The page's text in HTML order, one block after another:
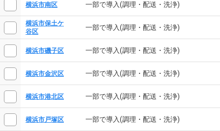
横浜市南区 一部で導入(調理・配送・洗浄)
横浜市保土ケ
谷区
一部で導入(調理・配送・洗浄)
横浜市磯子区 一部で導入(調理・配送・洗浄)
横浜市金沢区 一部で導入(調理・配送・洗浄)
横浜市港北区 一部で導入(調理・配送・洗浄)
横浜市戸塚区 一部で導入(調理・配送・洗浄)